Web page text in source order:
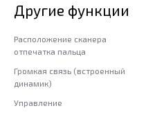
Другие функции
Расположение сканера
отпечатка пальца
Громкая связь (встроенный
динамик)
Управление